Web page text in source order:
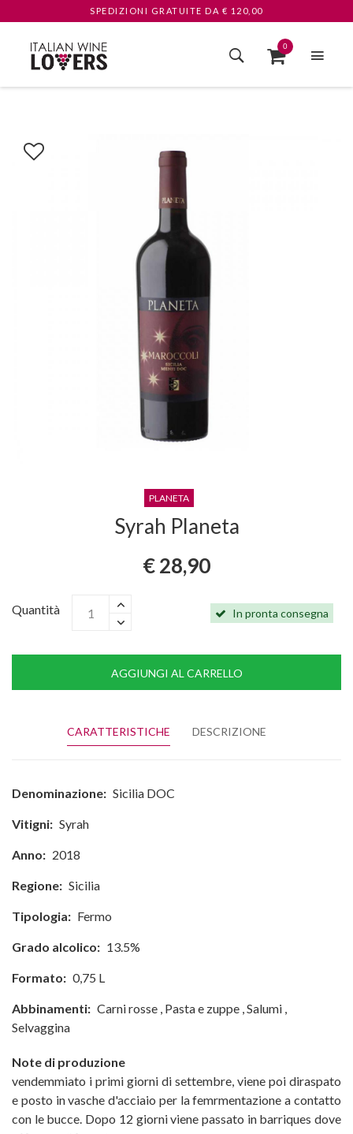
SPEDIZIONI GRATUITE DA € 120,00
0
PLANETA
Syrah Planeta
€ 28,90
Quantità In pronta consegna
AGGIUNGI AL CARRELLO
CARATTERISTICHE DESCRIZIONE
Denominazione: Sicilia DOC
Vitigni: Syrah
Anno: 2018
Regione: Sicilia
Tipologia: Fermo
Grado alcolico: 13.5%
Formato: 0,75 L
Abbinamenti: Carni rosse , Pasta e zuppe ,Salumi ,
Selvaggina
Note di produzione
vendemmiato i primi giorni di settembre, viene poi diraspato
e posto in vasche d'acciaio per la femrmentazione a contatto
con le bucce. Dopo 12 giorni viene passato in barriques dove